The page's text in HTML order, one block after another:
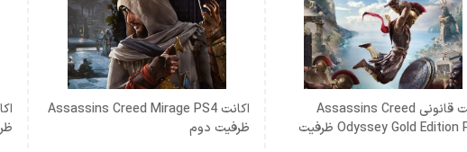
اکانت قانونی Assassins Creed
Odyssey Gold Edition PS5 ظرفیت
اكانت Assassins Creed Mirage PS4
ظرفيت دوم